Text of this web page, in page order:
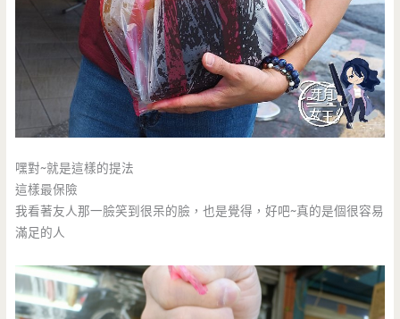
嘿對~就是這樣的提法
這樣最保險
我看著友人那一臉笑到很呆的臉，也是覺得，好吧~真的是個很容易
滿足的人